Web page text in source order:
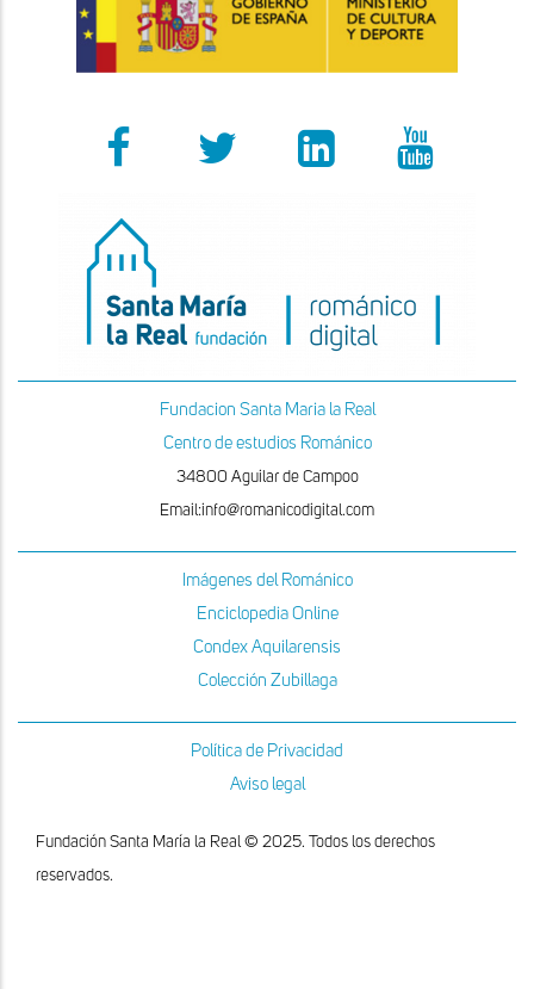
Fundacion Santa Maria la Real
Centro de estudios Románico
34800 Aguilar de Campoo
Email:info@romanicodigital.com
Imágenes del Románico
Enciclopedia Online
Condex Aquilarensis
Colección Zubillaga
Política de Privacidad
Aviso legal
Fundación Santa María la Real © 2025. Todos los derechos
reservados.